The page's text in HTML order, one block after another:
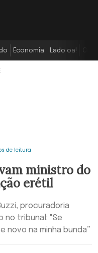
Economia Lado oa!
de leitura
ministro do
erétil
procuradoria
no tribunal: "Se
novo na minha bunda”